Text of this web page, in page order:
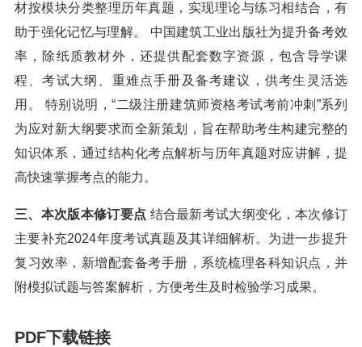
材按模块分类整理历年真题，实现理论与练习相结合，有
助于强化记忆与理解。 中国建筑工业出版社为提升备考效
率，除纸质教材外，还提供配套数字资源，包含导学课
程、考试大纲、重难点手册及备考建议，供考生灵活选
用。 特别说明，“二级注册建筑师资格考试考前冲刺”系列
为应对新大纲要求而全新策划，旨在帮助考生构建完整的
知识体系，通过结构化考点解析与历年真题对应讲解，提
高快速掌握考点的能力。
三、本次版本修订要点 结合最新考试大纲变化，本次修订
主要补充2024年度考试真题及其详细解析。为进一步提升
复习效率，新增配套备考手册，系统梳理各科知识点，并
附模拟试题与答案解析，方便考生及时检验学习成果。
PDF下载链接